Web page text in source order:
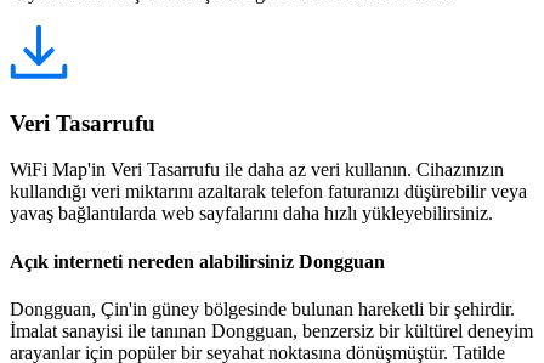
Veri Tasarrufu
WiFi Map'in Veri Tasarrufu ile daha az veri kullanın. Cihazınızın
kullandığı veri miktarını azaltarak telefon faturanızı düşürebilir veya
yavaş bağlantılarda web sayfalarını daha hızlı yükleyebilirsiniz.
Açık interneti nereden alabilirsiniz Dongguan
Dongguan, Çin'in güney bölgesinde bulunan hareketli bir şehirdir.
İmalat sanayisi ile tanınan Dongguan, benzersiz bir kültürel deneyim
arayanlar için popüler bir seyahat noktasına dönüşmüştür. Tatilde